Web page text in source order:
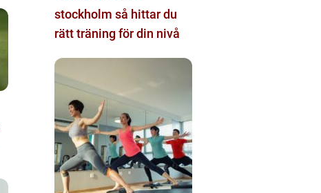
stockholm så hittar du
rätt träning för din nivå